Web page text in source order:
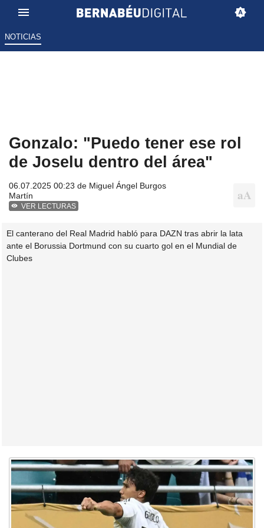
NOTICIAS
Gonzalo: "Puedo tener ese rol
de Joselu dentro del área"
06.07.2025 00:23 de Miguel Ángel Burgos
Martín
VER LECTURAS
El canterano del Real Madrid habló para DAZN tras abrir la lata
ante el Borussia Dortmund con su cuarto gol en el Mundial de
Clubes